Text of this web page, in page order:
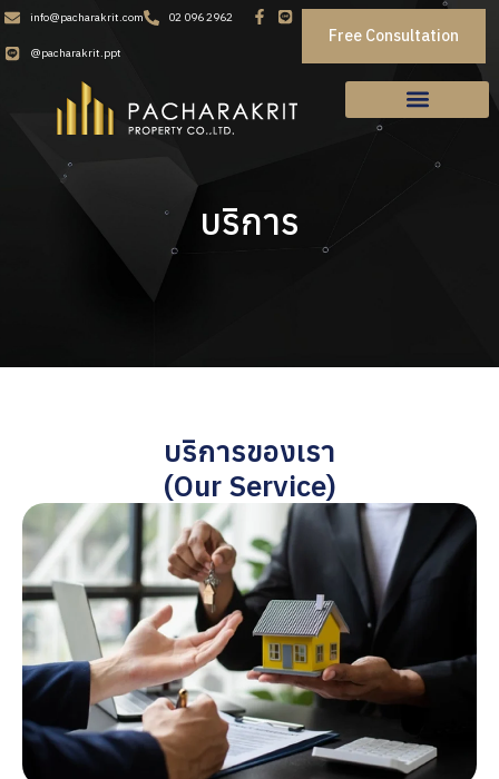
info@pacharakrit.com 02 096 2962
@pacharakrit.ppt
Free Consultation
บริการ
บริการของเรา
(Our Service)